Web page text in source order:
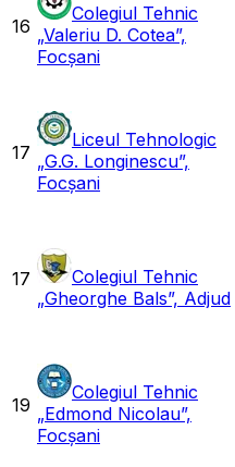
16
Colegiul Tehnic
„Valeriu D. Cotea”,
Focșani
17
Liceul Tehnologic
„G.G. Longinescu”,
Focșani
17
Colegiul Tehnic
„Gheorghe Bals”, Adjud
19
Colegiul Tehnic
„Edmond Nicolau”,
Focșani